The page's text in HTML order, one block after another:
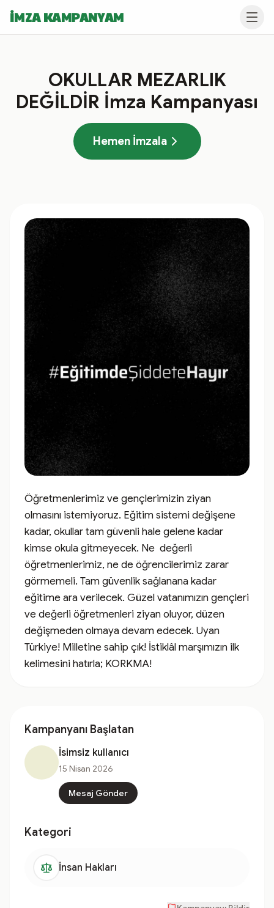
İMZA KAMPANYAM
OKULLAR MEZARLIK
DEĞİLDİR İmza Kampanyası
Hemen İmzala
Öğretmenlerimiz ve gençlerimizin ziyan
olmasını istemiyoruz. Eğitim sistemi değişene
kadar, okullar tam güvenli hale gelene kadar
kimse okula gitmeyecek. Ne  değerli
öğretmenlerimiz, ne de öğrencilerimiz zarar
görmemeli. Tam güvenlik sağlanana kadar
eğitime ara verilecek. Güzel vatanımızın gençleri
ve değerli öğretmenleri ziyan oluyor, düzen
değişmeden olmaya devam edecek. Uyan
Türkiye! Milletine sahip çık! İstiklâl marşımızın ilk
kelimesini hatırla; KORKMA!
Kampanyanı Başlatan
İsimsiz kullanıcı
15 Nisan 2026
Mesaj Gönder
Kategori
İnsan Hakları